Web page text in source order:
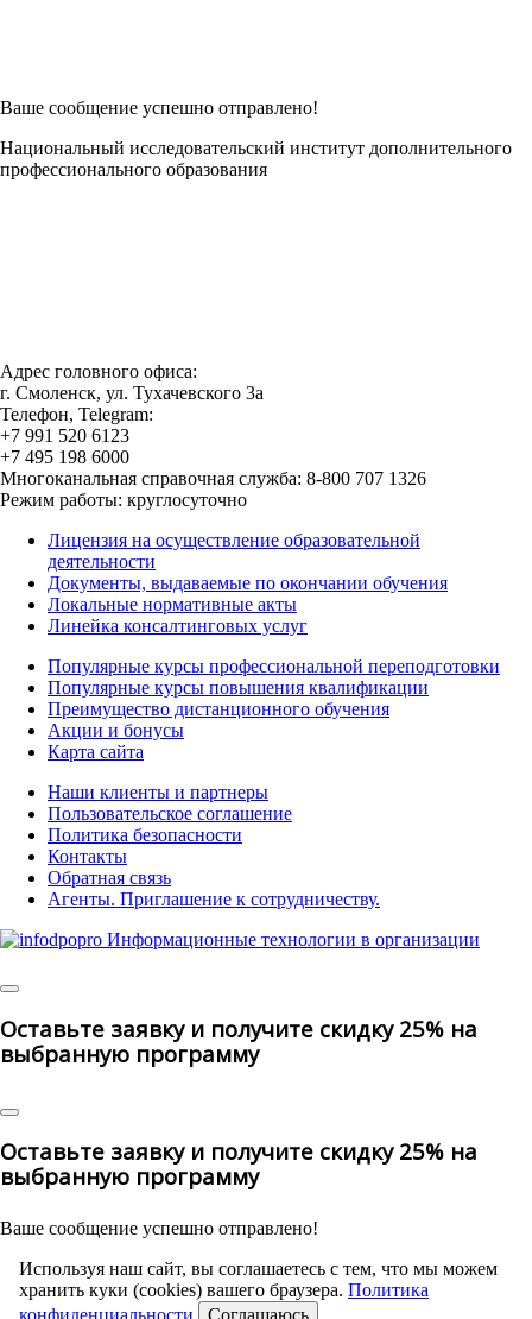
Ваше сообщение успешно отправлено!
Национальный исследовательский институт дополнительного
профессионального образования
Адрес головного офиса:
г. Смоленск, ул. Тухачевского 3а
Телефон, Telegram:
+7 991 520 6123
+7 495 198 6000
Многоканальная справочная служба: 8-800 707 1326
Режим работы: круглосуточно
Лицензия на осуществление образовательной
деятельности
Документы, выдаваемые по окончании обучения
Локальные нормативные акты
Линейка консалтинговых услуг
Популярные курсы профессиональной переподготовки
Популярные курсы повышения квалификации
Преимущество дистанционного обучения
Акции и бонусы
Карта сайта
Наши клиенты и партнеры
Пользовательское соглашение
Политика безопасности
Контакты
Обратная связь
Агенты. Приглашение к сотрудничеству.
Оставьте заявку и получите скидку 25% на
выбранную программу
Оставьте заявку и получите скидку 25% на
выбранную программу
Ваше сообщение успешно отправлено!
Используя наш сайт, вы соглашаетесь с тем, что мы можем
хранить куки (cookies) вашего браузера. Политика